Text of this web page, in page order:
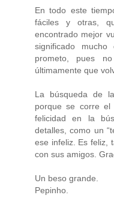
En todo este
fáciles y otras,
encontrado mejor
significado
prometo, pues
últimamente que
La búsqueda de
porque se corre el
felicidad en la
detalles, como un
ese infeliz. Es feliz,
con sus amigos.
Un beso grande.
Pepinho.